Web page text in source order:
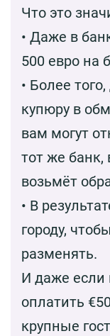
Что это
• Даже в
500 евро на
• Более
купюру в
вам могут
тот же банк,
возьмёт
• В
городу,
разменять.
И даже если
оплатить
крупные